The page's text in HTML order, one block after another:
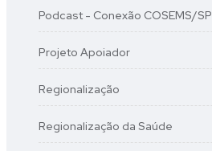
Podcast - Conexão COSEMS/SP
Projeto Apoiador
Regionalização
Regionalização da Saúde